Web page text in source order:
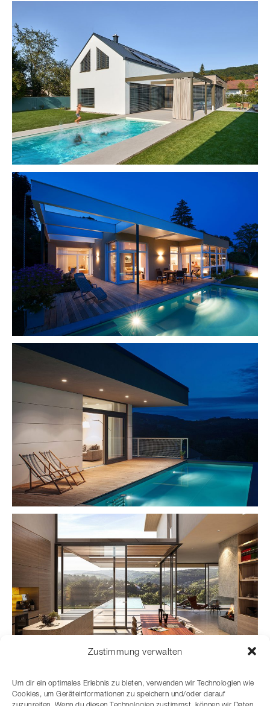
Zustimmung verwalten
Um dir ein optimales Erlebnis zu bieten, verwenden wir Technologien wie
Cookies, um Geräteinformationen zu speichern und/oder darauf